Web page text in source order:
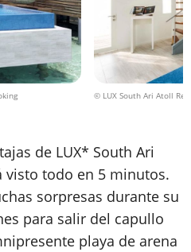
© LUX South Ari Atoll
de LUX* South Ari
visto todo en 5 minutos.
sorpresas durante su
para salir del capullo
playa de arena